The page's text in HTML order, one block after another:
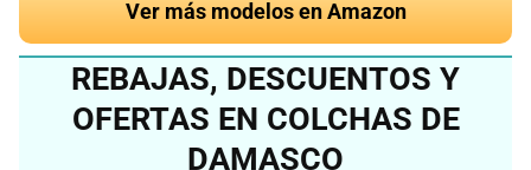
Ver más modelos en Amazon
REBAJAS, DESCUENTOS Y
OFERTAS EN COLCHAS DE
DAMASCO